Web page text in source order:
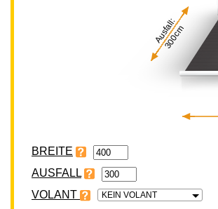
Ausfall:
300cm
BREITE
VOLANT KEIN VOLANT